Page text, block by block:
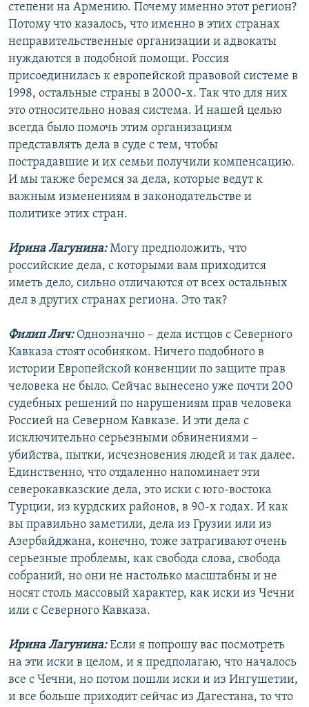
степени на Армению. Почему именно этот регион?
Потому что казалось, что именно в этих странах
неправительственные организации и адвокаты
нуждаются в подобной помощи. Россия
присоединилась к европейской правовой системе в
1998, остальные страны в 2000-х. Так что для них
это относительно новая система. И нашей целью
всегда было помочь этим организациям
представлять дела в суде с тем, чтобы
пострадавшие и их семьи получили компенсацию.
И мы также беремся за дела, которые ведут к
важным изменениям в законодательстве и
политике этих стран.
Ирина Лагунина:Могу предположить, что
российские дела, с которыми вам приходится
иметь дело, сильно отличаются от всех остальных
дел в других странах региона. Это так?
Филип Лич:Однозначно – дела истцов с Северного
Кавказа стоят особняком. Ничего подобного в
истории Европейской конвенции по защите прав
человека не было. Сейчас вынесено уже почти 200
судебных решений по нарушениям прав человека
Россией на Северном Кавказе. И эти дела с
исключительно серьезными обвинениями –
убийства, пытки, исчезновения людей и так далее.
Единственно, что отдаленно напоминает эти
северокавказские дела, это иски с юго-востока
Турции, из курдских районов, в 90-х годах. И как
вы правильно заметили, дела из Грузии или из
Азербайджана, конечно, тоже затрагивают очень
серьезные проблемы, как свобода слова, свобода
собраний, но они не настолько масштабны и не
носят столь массовый характер, как иски из Чечни
или с Северного Кавказа.
Ирина Лагунина:Если я попрошу вас посмотреть
на эти иски в целом, и я предполагаю, что началось
все с Чечни, но потом пошли иски и из Ингушетии,
и все больше приходит сейчас из Дагестана, то что